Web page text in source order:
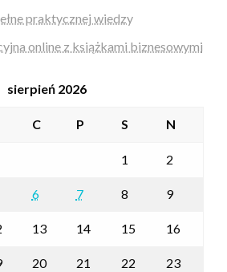
praktycznej wiedzy
online z książkami biznesowymi
sierpień 2026
C P S N
1 2
6 7 8 9
13 14 15 16
20 21 22 23